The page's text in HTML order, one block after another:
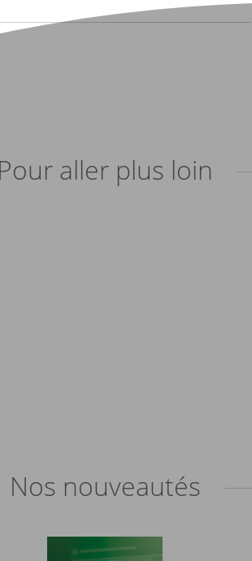
Pour aller plus loin
Nos nouveautés